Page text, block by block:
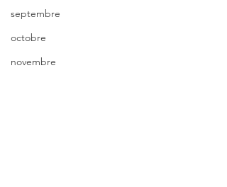
septembre
octobre
novembre